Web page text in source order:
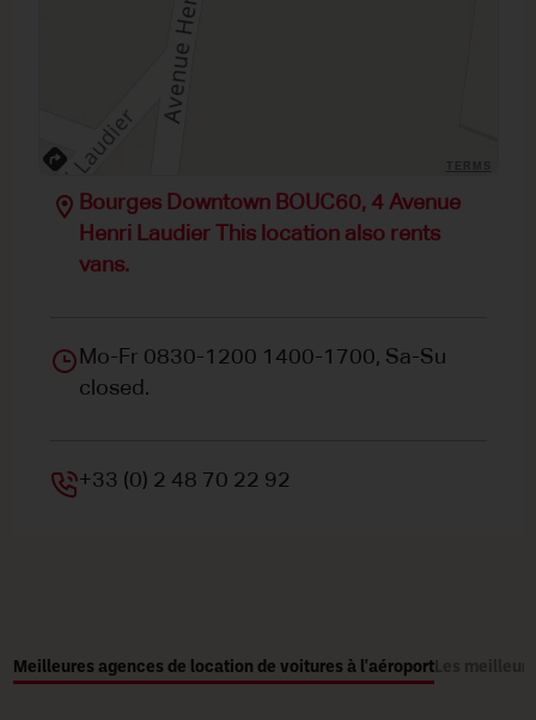
Bourges Downtown BOUC60, 4 Avenue
Henri Laudier This location also rents
vans.
Mo-Fr 0830-1200 1400-1700, Sa-Su
closed.
+33 (0) 2 48 70 22 92
Meilleures agences de location de voitures à l'aéroportLes